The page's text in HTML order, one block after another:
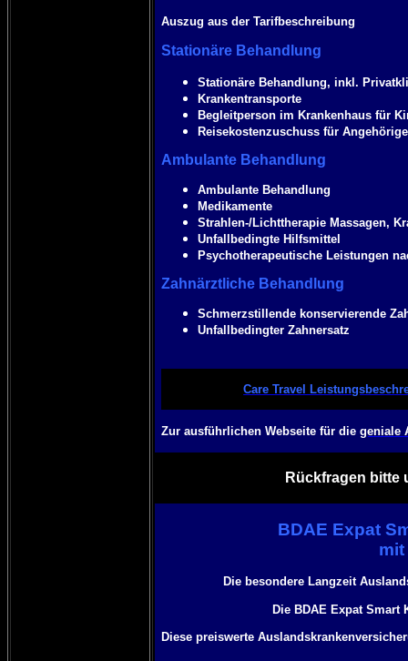
Auszug aus der Tarifbeschreibung
Stationäre Behandlung
Stationäre Behandlung, inkl.
Krankentransporte
Begleitperson im Krankenhaus für
Reisekostenzuschuss für
Ambulante Behandlung
Ambulante Behandlung
Medikamente
Strahlen-/Lichttherapie Massagen,
Unfallbedingte Hilfsmittel
Psychotherapeutische Leistungen
Zahnärztliche Behandlung
Schmerzstillende konservierende
Unfallbedingter Zahnersatz
Care Travel
Zur ausführlichen Webseite für diegeniale
Rückfragen bitte
BDAE Expat
Die besondere Langzeit
DieBDAE Expat Smart
Diese preiswerte